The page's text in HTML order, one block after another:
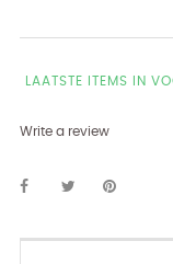
LAATSTE ITEMS IN
Write a review